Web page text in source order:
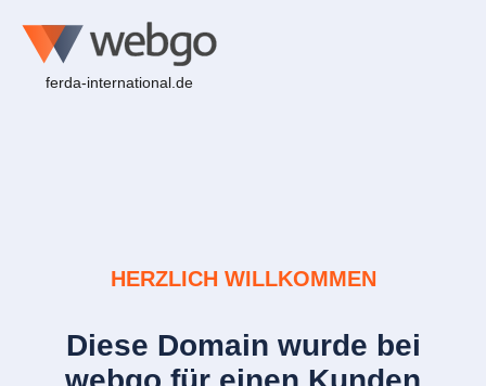
ferda-international.de
HERZLICH WILLKOMMEN
Diese Domain wurde bei